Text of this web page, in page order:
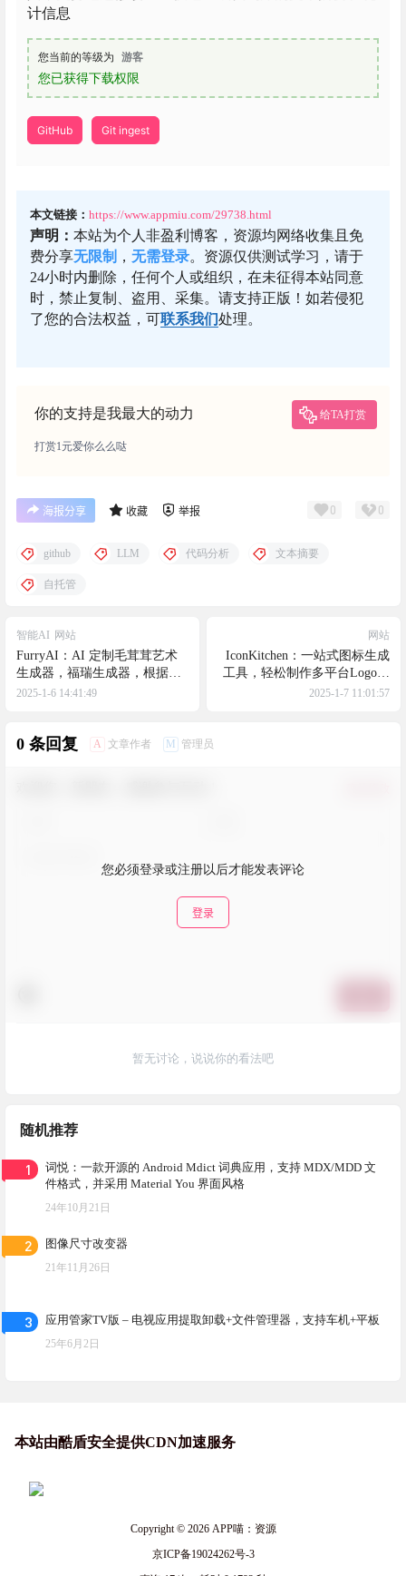
计信息
您当前的等级为 游客
您已获得下载权限
GitHub Git ingest
本文链接： https://www.appmiu.com/29738.html
声明： 本站为个人非盈利博客，资源均网络收集且免
费分享无限制 ， 无需登录。资源仅供测试学习，请于
24小时内删除，任何个人或组织，在未征得本站同意
时，禁止复制、盗用、采集。请支持正版！如若侵犯
了您的合法权益，可联系我们处理。
你的支持是我最大的动力 给TA打赏
打赏1元爱你么么哒
海报分享 收藏 举报 0 0
github LLM 代码分析 文本摘要
自托管
智能AI 网站
FurryAI：AI 定制毛茸茸艺术
生成器，福瑞生成器，根据文
本描述创作独特艺术品
2025-1-6 14:41:49
网站
IconKitchen：一站式图标生成
工具，轻松制作多平台Logo，
支持制作Android等的图标
2025-1-7 11:01:57
0 条回复 A 文章作者 M 管理员
您必须登录或注册以后才能发表评论
登录
暂无讨论，说说你的看法吧
随机推荐
1
词悦：一款开源的 Android Mdict 词典应用，支持 MDX/MDD 文
件格式，并采用 Material You 界面风格
24年10月21日
2 图像尺寸改变器
21年11月26日
3 应用管家TV版 – 电视应用提取卸载+文件管理器，支持车机+平板
25年6月2日
本站由酷盾安全提供CDN加速服务
Copyright © 2026APP喵：资源
京ICP备19024262号-3